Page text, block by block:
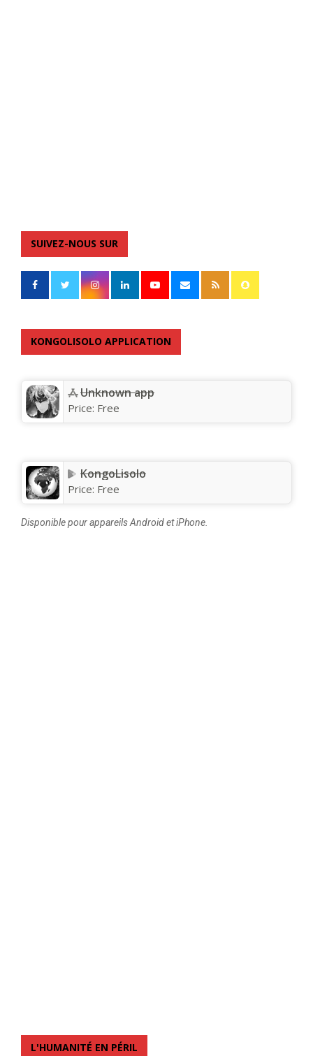
SUIVEZ-NOUS SUR
KONGOLISOLO APPLICATION
Unknown app
Price: Free
KongoLisolo
Price: Free
Disponible pour appareils Android et iPhone.
L'HUMANITÉ EN PÉRIL